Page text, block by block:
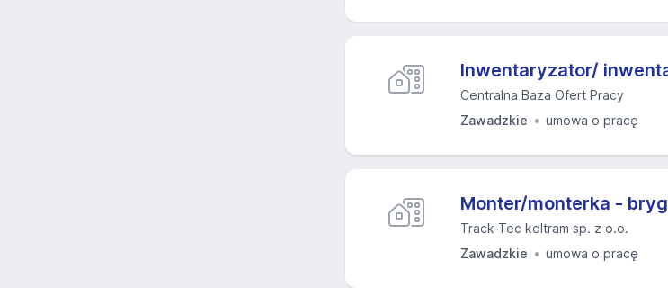
Inwentaryzator/
Centralna Baza Ofert Pracy
Zawadzkie
umowa o pracę
Monter/monterka -
Track-Tec koltram sp. z o.o.
Zawadzkie
umowa o pracę